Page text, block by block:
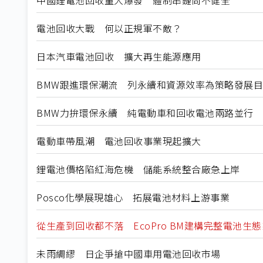
電池回收大戰 何以正規軍不敵？
日本汽車電池回收 擴大再生能源應用
BMW跟進環保潮流 列永續和資源效率為策略發展
BMW力拚環保永續 純電動車和回收電池兩路並行
電動車帶風潮 電池回收事業現起擴大
鋰電池價格陷紅海危機 儲能系統整合廠急上岸
Posco化學展現雄心 拓展電池材料上游事業
從生產到回收都不落 EcoPro BM建構完整電池生
未雨綢繆 日企爭搶中國車用電池回收市場